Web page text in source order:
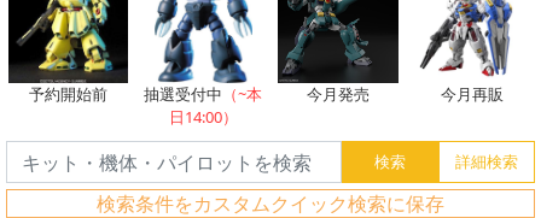
予約開始前 抽選受付中 （~本
日14:00）
今月発売 今月再販
検索条件をカスタムクイック検索に保存